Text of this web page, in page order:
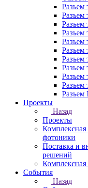
Разъем
Разъем
Разъем
Разъем
Разъем
Разъем
Разъем
Разъем
Разъем
Разъем
Разъем
Проекты
Назад
Проекты
Комплексная
фотоники
Поставка и
решений
События
Назад